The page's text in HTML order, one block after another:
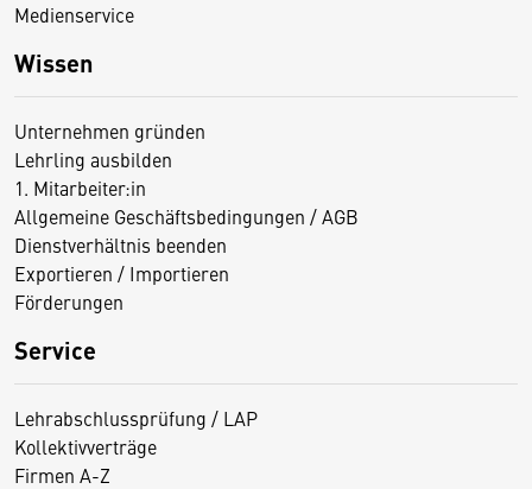
Medienservice
Wissen
Unternehmen gründen
Lehrling ausbilden
1. Mitarbeiter:in
Allgemeine Geschäftsbedingungen / AGB
Dienstverhältnis beenden
Exportieren / Importieren
Förderungen
Service
Lehrabschlussprüfung / LAP
Kollektivverträge
Firmen A-Z